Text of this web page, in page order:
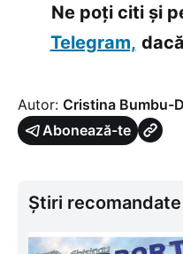
Ne poți citi și
Telegram,
Autor: Cristina Bumbu-
Abonează-te
Știri recomandate